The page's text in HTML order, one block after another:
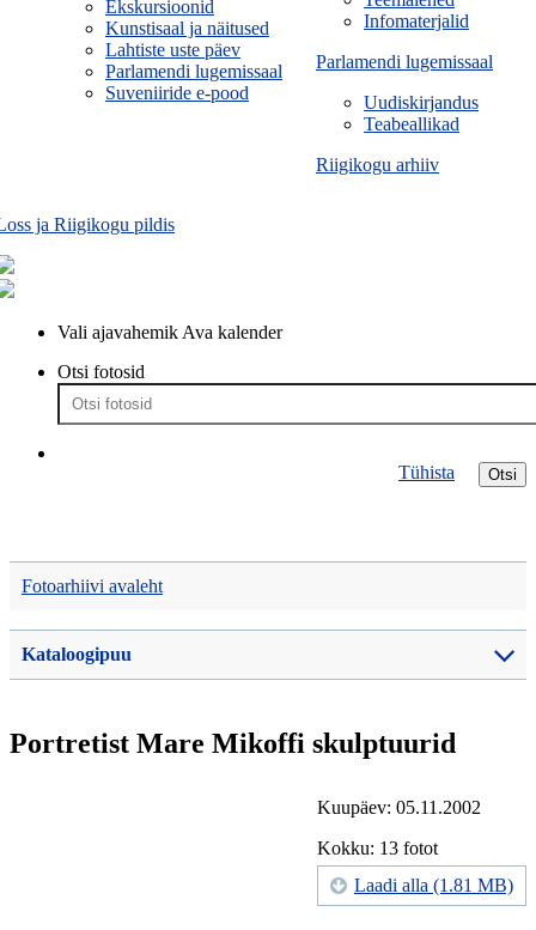
Infomaterjalid
Parlamendi lugemissaal
Uudiskirjandus
Teabeallikad
Riigikogu arhiiv
Ekskursioonid
Kunstisaal ja näitused
Lahtiste uste päev
Parlamendi lugemissaal
Suveniiride e-pood
ja Riigikogu pildis
Vali ajavahemik Ava kalender
Otsi fotosid
Otsi
Tühista
Fotoarhiivi avaleht
Kataloogipuu
Portretist Mare Mikoffi skulptuurid
Kuupäev: 05.11.2002
Kokku: 13 fotot
Laadi alla (1.81 MB)